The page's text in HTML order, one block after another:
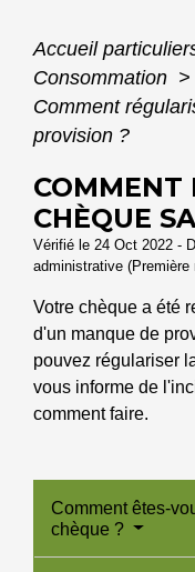
Accueil
Consommation >
Comment
provision ?
COMMENT
CHÈQUE
Vérifié le 24 Oct 2022 -
administrative (Première
Votre chèque a été
d'un manque de
pouvez régulariser
vous informe de
comment faire.
Comment êtes-
chèque ?